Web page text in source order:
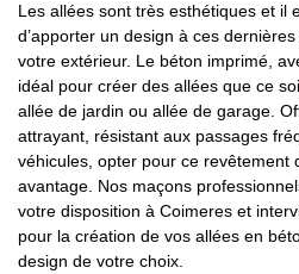
Les allées sont très esthétiques et il
d’apporter un design à ces
votre extérieur. Le béton imprimé,
idéal pour créer des allées que ce
allée de jardin ou allée de garage.
attrayant, résistant aux passages
véhicules, opter pour ce revêtement
avantage. Nos maçons
votre disposition à Coimeres et
pour la création de vos allées en
design de votre choix.